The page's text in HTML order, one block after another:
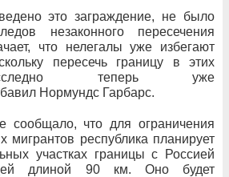
это заграждение, не было
незаконного пересечения
что нелегалы уже избегают
пересечь границу в этих
теперь уже
Нормундс Гарбарс.
сообщало, что для ограничения
мигрантов республика планирует
участках границы с Россией
длиной 90 км. Оно будет